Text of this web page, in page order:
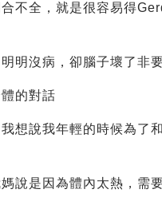
不全，就是很容易得
明沒病，卻腦子壞了非
的對話
想說我年輕的時候為了
說是因為體內太熱，需